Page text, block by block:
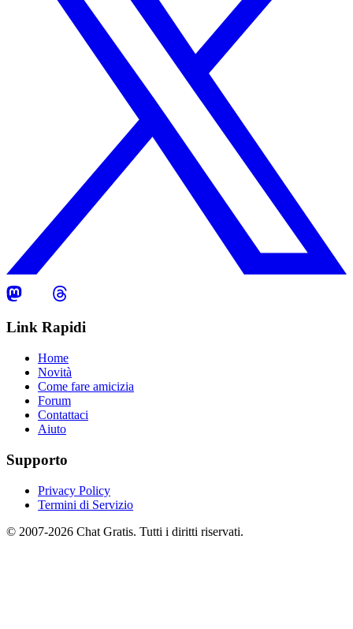
Link Rapidi
Home
Novità
Come fare amicizia
Forum
Contattaci
Aiuto
Supporto
Privacy Policy
Termini di Servizio
© 2007-2026 Chat Gratis. Tutti i diritti riservati.